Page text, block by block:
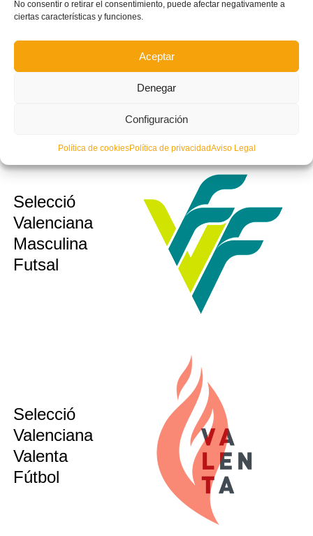
No consentir o retirar el consentimiento, puede afectar negativamente a
ciertas características y funciones.
Aceptar
Denegar
Configuración
Política de cookiesPolítica de privacidadAviso Legal
Valenciana
Selecció
Valenciana
Masculina
Futsal
Selecció
Valenciana
Valenta
Fútbol